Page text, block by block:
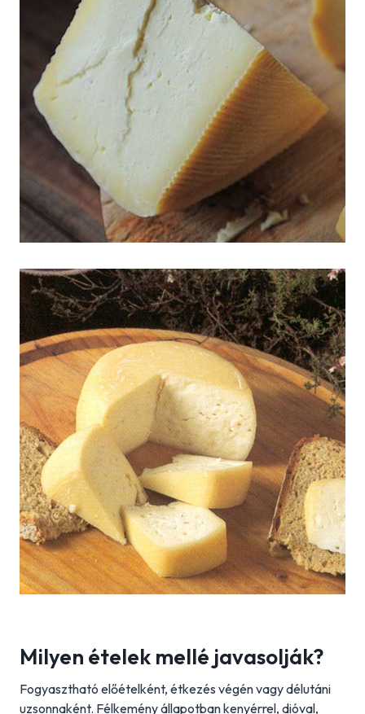
Milyen ételek mellé javasolják?
Fogyasztható előételként, étkezés végén vagy délutáni
uzsonnaként. Félkemény állapotban kenyérrel, dióval,